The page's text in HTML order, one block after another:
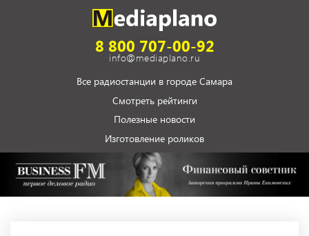
8 800 707-00-92
info@mediaplano.ru
Все радиостанции в городе Самара
Смотреть рейтинги
Полезные новости
Изготовление роликов